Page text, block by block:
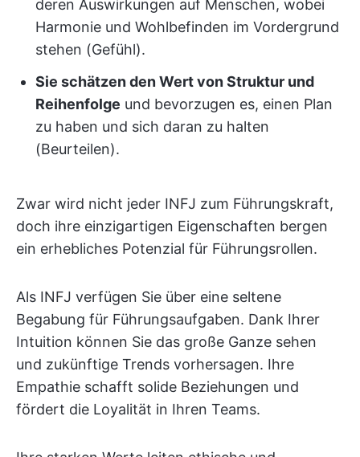
deren Auswirkungen auf Menschen, wobei
Harmonie und Wohlbefinden im Vordergrund
stehen (Gefühl).
Sie schätzen den Wert von Struktur und
Reihenfolge und bevorzugen es, einen Plan
zu haben und sich daran zu halten
(Beurteilen).
Zwar wird nicht jeder INFJ zum Führungskraft,
doch ihre einzigartigen Eigenschaften bergen
ein erhebliches Potenzial für Führungsrollen.
Als INFJ verfügen Sie über eine seltene
Begabung für Führungsaufgaben. Dank Ihrer
Intuition können Sie das große Ganze sehen
und zukünftige Trends vorhersagen. Ihre
Empathie schafft solide Beziehungen und
fördert die Loyalität in Ihren Teams.